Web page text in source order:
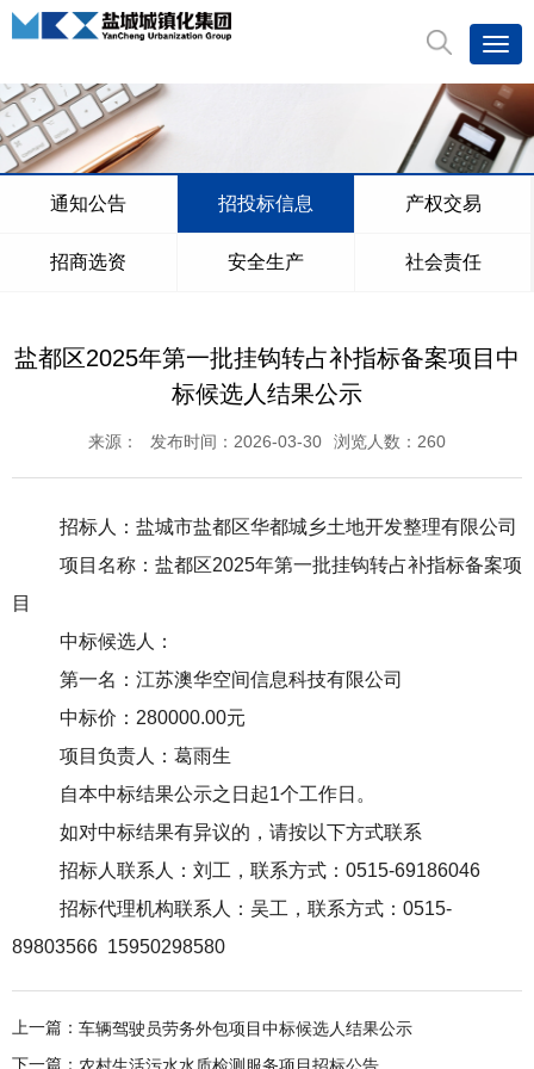
通知公告 招投标信息 产权交易
招商选资 安全生产 社会责任
盐都区2025年第一批挂钩转占补指标备案项目中
标候选人结果公示
来源： 发布时间：2026-03-30 浏览人数： 260
招标人：盐城市盐都区华都城乡土地开发整理有限公司
项目 名称：盐都区2025年第一批挂钩转占补指标备案项
目
中标候选人：
第一名： 江苏澳华空间信息科技有限公司
中标价： 280000.00元
项目负责人： 葛雨生
自本中标结果公示之日起1个工作日。
如对中标结果有异议的，请按以下方式联系
招标人联系人：刘工，联系方式： 0515-69186046
招标代理机构联系人：吴工，联系方式： 0515-
89803566 15950298580
上一篇： 车辆驾驶员劳务外包项目中标候选人结果公示
下一篇：